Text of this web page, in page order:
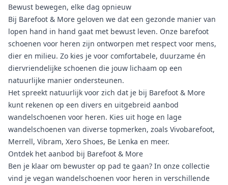
Bewust bewegen, elke dag opnieuw
Bij Barefoot & More geloven we dat een gezonde manier van
lopen hand in hand gaat met bewust leven. Onze barefoot
schoenen voor heren zijn ontworpen met respect voor mens,
dier en milieu. Zo kies je voor comfortabele, duurzame én
diervriendelijke schoenen die jouw lichaam op een
natuurlijke manier ondersteunen.
Het spreekt natuurlijk voor zich dat je bij Barefoot & More
kunt rekenen op een divers en uitgebreid aanbod
wandelschoenen voor heren. Kies uit hoge en lage
wandelschoenen van diverse topmerken, zoals Vivobarefoot,
Merrell, Vibram, Xero Shoes, Be Lenka en meer.
Ontdek het aanbod bij Barefoot & More
Ben je klaar om bewuster op pad te gaan? In onze collectie
vind je vegan wandelschoenen voor heren in verschillende